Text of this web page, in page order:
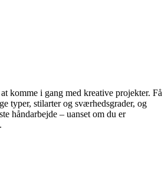
komme i gang med kreative projekter. Få
typer, stilarter og sværhedsgrader, og
håndarbejde – uanset om du er